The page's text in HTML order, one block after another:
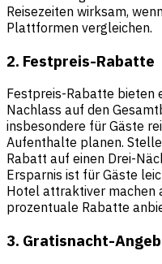
Reisezeiten wirksam,
Plattformen vergleichen.
2. Festpreis-Rabatte
Festpreis-Rabatte bieten
Nachlass auf den
insbesondere für Gäste
Aufenthalte planen.
Rabatt auf einen Drei-
Ersparnis ist für Gäste
Hotel attraktiver machen
prozentuale Rabatte
3. Gratisnacht-